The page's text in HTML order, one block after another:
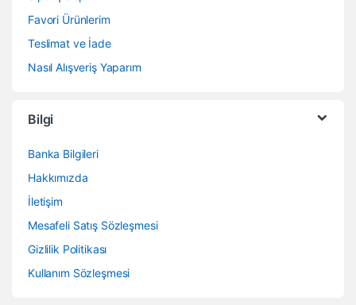
Favori Ürünlerim
Teslimat ve İade
Nasıl Alışveriş Yaparım
Bilgi
Banka Bilgileri
Hakkımızda
İletişim
Mesafeli Satış Sözleşmesi
Gizlilik Politikası
Kullanım Sözleşmesi